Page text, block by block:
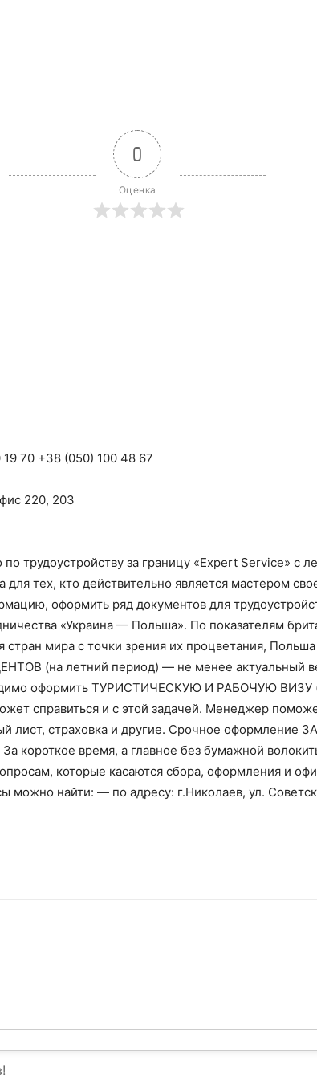
0
Оценка
70 +38 (050) 100 48 67
220, 203
трудоустройству за границу «Expert Service» с
для тех, кто действительно является мастером
оформить ряд документов для
«Украина — Польша». По показателям
мира с точки зрения их процветания,
(на летний период) — не менее актуальный
оформить ТУРИСТИЧЕСКУЮ И РАБОЧУЮ ВИЗУ
справиться и с этой задачей. Менеджер
лист, страховка и другие. Срочное
короткое время, а главное без бумажной
которые касаются сбора, оформления и
можно найти: — по адресу: г.Николаев, ул.